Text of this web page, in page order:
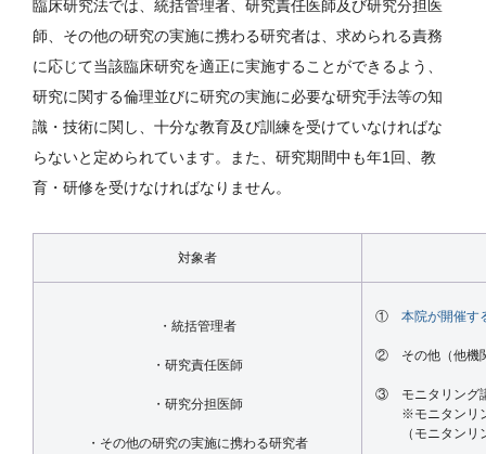
臨床研究法では、統括管理者、研究責任医師及び研究分担医
師、その他の研究の実施に携わる研究者は、求められる責務
に応じて当該臨床研究を適正に実施することができるよう、
研究に関する倫理並びに研究の実施に必要な研究手法等の知
識・技術に関し、十分な教育及び訓練を受けていなければな
らないと定められています。また、研究期間中も年1回、教
育・研修を受けなければなりません。
対象者
・統括管理者
・研究責任医師
・研究分担医師
・その他の研究の実施に携わる研究者
① 本院が開催す
② その他（他機
③ モニタリング
※モニタンリン
（モニタンリン